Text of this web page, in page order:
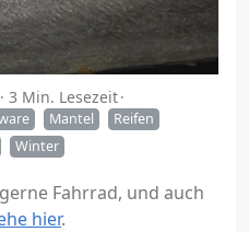
3 Min. Lesezeit
Mantel
Reifen
Winter
Fahrrad, und auch
hier.